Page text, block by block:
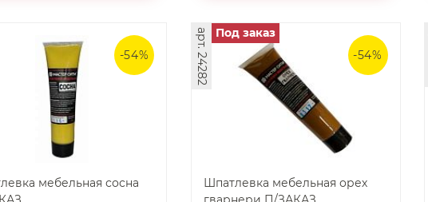
-54%
мебельная сосна
-54%
Шпатлевка мебельная орех
арт. 24282 Под заказ